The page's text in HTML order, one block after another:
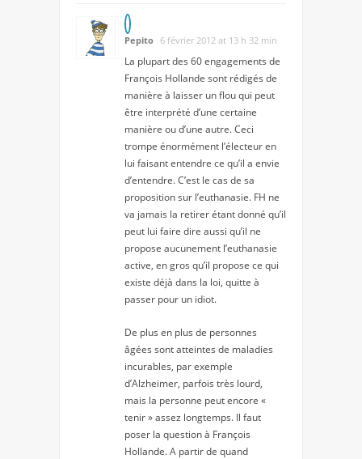
Pepito 6 février 2012 at 13 h 32 min
La plupart des 60 engagements de
François Hollande sont rédigés de
manière à laisser un flou qui peut
être interprété d’une certaine
manière ou d’une autre. Ceci
trompe énormément l’électeur en
lui faisant entendre ce qu’il a envie
d’entendre. C’est le cas de sa
proposition sur l’euthanasie. FH ne
va jamais la retirer étant donné qu’il
peut lui faire dire aussi qu’il ne
propose aucunement l’euthanasie
active, en gros qu’il propose ce qui
existe déjà dans la loi, quitte à
passer pour un idiot.
De plus en plus de personnes
âgées sont atteintes de maladies
incurables, par exemple
d’Alzheimer, parfois très lourd,
mais la personne peut encore «
tenir » assez longtemps. Il faut
poser la question à François
Hollande. A partir de quand